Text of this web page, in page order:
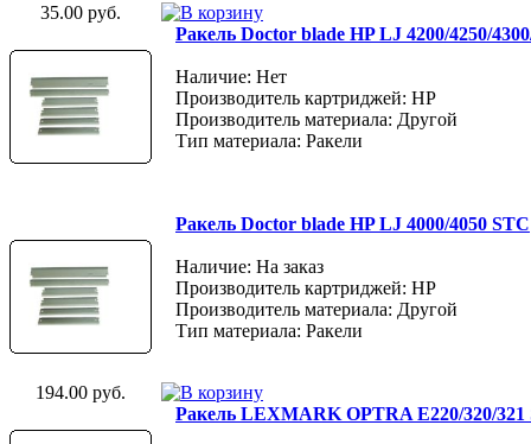
35.00 руб.
Ракель Doctor blade HP LJ 4200/4250/
Наличие: Нет
Производитель картриджей: HP
Производитель материала: Другой
Тип материала: Ракели
Ракель Doctor blade HP LJ 4000/4050 STC
Наличие: На заказ
Производитель картриджей: HP
Производитель материала: Другой
Тип материала: Ракели
194.00 руб.
Ракель LEXMARK OPTRA E220/320/321